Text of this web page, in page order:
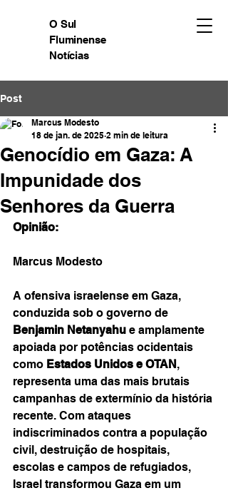
O Sul
Fluminense
Notícias
Post
Genocídio em Gaza: A
Impunidade dos
Senhores da Guerra
Marcus Modesto
18 de jan. de 2025 2 min de leitura
Opinião:
Marcus Modesto
A ofensiva israelense em Gaza,
conduzida sob o governo de
Benjamin Netanyahu e amplamente
apoiada por potências ocidentais
como Estados Unidos e OTAN,
representa uma das mais brutais
campanhas de extermínio da história
recente. Com ataques
indiscriminados contra a população
civil, destruição de hospitais,
escolas e campos de refugiados,
Israel transformou Gaza em um